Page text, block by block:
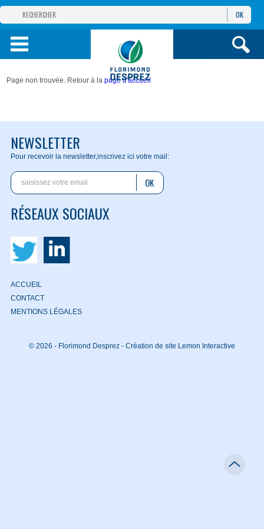
GROUPE
PRODUITS
OK
Page non trouvée. Retour à lapage d'accueil
NEWSLETTER
Pour recevoir la newsletter,inscrivez ici votre mail:
OK
RÉSEAUX SOCIAUX
ACCUEIL
CONTACT
MENTIONS LÉGALES
© 2026 - Florimond Desprez - Création de site Lemon Interactive